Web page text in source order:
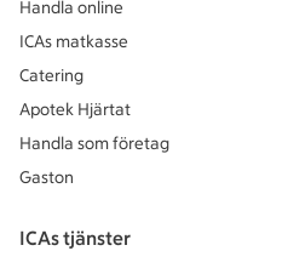
Handla online
ICAs matkasse
Catering
Apotek Hjärtat
Handla som företag
Gaston
ICAs tjänster